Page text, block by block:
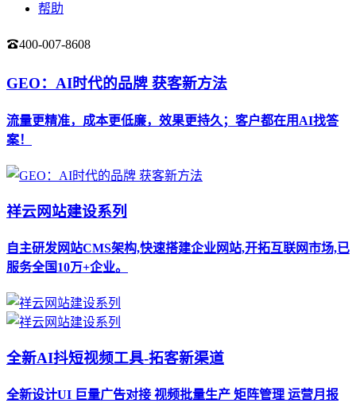
帮助
400-007-8608
GEO：AI时代的品牌 获客新方法
流量更精准，成本更低廉，效果更持久；客户都在用AI找答
案！
祥云网站建设系列
自主研发网站CMS架构,快速搭建企业网站,开拓互联网市场,已
服务全国10万+企业。
全新AI抖短视频工具-拓客新渠道
全新设计UI 巨量广告对接 视频批量生产 矩阵管理 运营月报